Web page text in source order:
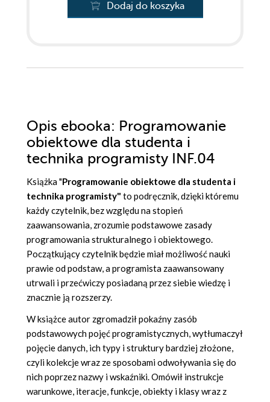
Dodaj do koszyka
Opis ebooka: Programowanie
obiektowe dla studenta i
technika programisty INF.04
Książka "Programowanie obiektowe dla studenta i
technika programisty" to podręcznik, dzięki któremu
każdy czytelnik, bez względu na stopień
zaawansowania, zrozumie podstawowe zasady
programowania strukturalnego i obiektowego.
Początkujący czytelnik będzie miał możliwość nauki
prawie od podstaw, a programista zaawansowany
utrwali i przećwiczy posiadaną przez siebie wiedzę i
znacznie ją rozszerzy.
W książce autor zgromadził pokaźny zasób
podstawowych pojęć programistycznych, wytłumaczył
pojęcie danych, ich typy i struktury bardziej złożone,
czyli kolekcje wraz ze sposobami odwoływania się do
nich poprzez nazwy i wskaźniki. Omówił instrukcje
warunkowe, iteracje, funkcje, obiekty i klasy wraz z